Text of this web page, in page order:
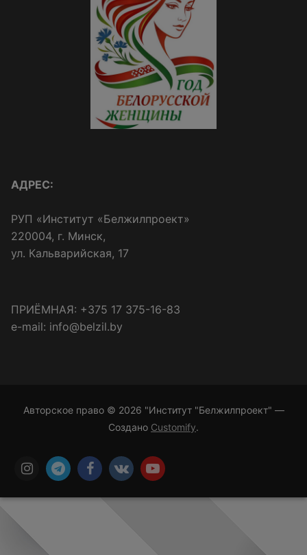
АДРЕС:
РУП «Институт «Белжилпроект»
220004, г. Минск,
ул. Кальварийская, 17
ПРИЁМНАЯ: +375 17 375-16-83
e-mail: info@belzil.by
Авторское право © 2026 "Институт "Белжилпроект" —
Создано Customify.